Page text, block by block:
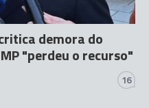
demora do
"perdeu o recurso"
16